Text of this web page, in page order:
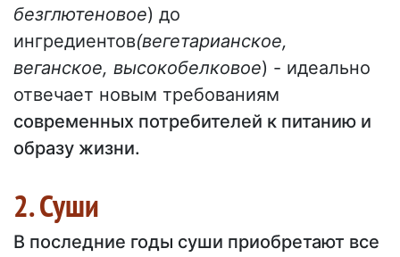
безглютеновое) до
ингредиентов(вегетарианское,
веганское, высокобелковое) - идеально
отвечает новым требованиям
современных потребителей к питанию и
образу жизни.
2. Суши
В последние годы суши приобретают все